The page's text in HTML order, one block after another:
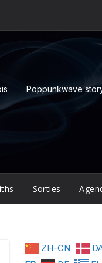
Poppunkwave
Sorties
ZH-CN